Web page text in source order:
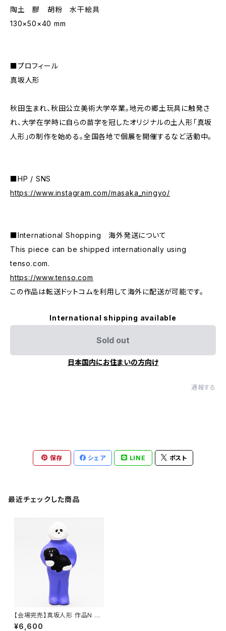
陶土 膠 胡粉 水干絵具
130×50×40 mm
■プロフィール
真坂人形
秋田生まれ、秋田公立美術大学卒業。地元の郷土玩具に触発さ
れ、大学在学時に自らの苗字を冠したオリジナルの土人形「真坂
人形」の制作を始める。全国各地で個展を開催するなど活動中。
■HP / SNS
https://www.instagram.com/masaka_ningyo/
■International Shopping 海外発送について
This piece can be shipped internationally using
tenso.com.
https://www.tenso.com
この作品は転送ドットコムを利用して海外に配送が可能です。
International shipping available
Sold out
日本国内にお住まいの方向け
通報する
保存 シェア LINE ポスト
最近チェックした商品
【会場完売】真坂人形 作品N 歩
きたくない犬/ガイコツ
¥6,600